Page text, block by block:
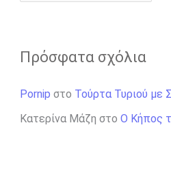
Πρόσφατα σχόλια
Pornip στο Τούρτα Τυριού με
Κατερίνα Μάζη στο Ο Κήπος